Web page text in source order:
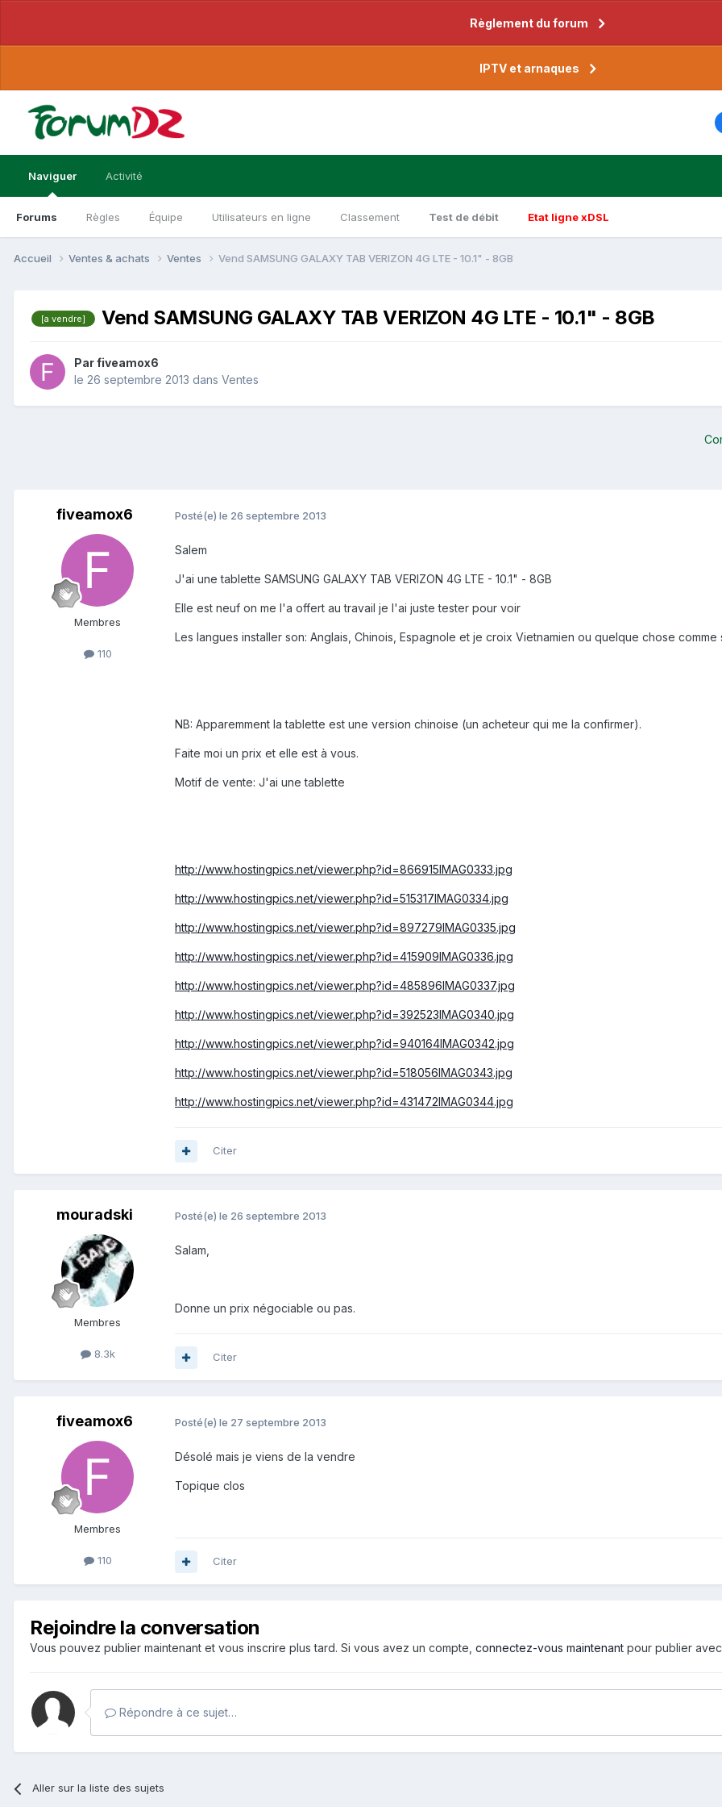
Règlement du forum
IPTV et arnaques
Naviguer
Forums Règles Équipe Utilisateurs en ligne Classement Test de débit Etat ligne xDSL
Activité
Accueil Ventes & achats Ventes Vend SAMSUNG GALAXY TAB VERIZON 4G LTE - 10.1" - 8GB
[a vendre] Vend SAMSUNG GALAXY TAB VERIZON 4G LTE - 10.1" - 8GB
Parfiveamox6
le 26 septembre 2013 dans Ventes
fiveamox6
Membres
110
Posté(e) le 26 septembre 2013
Salem
J'ai une tablette SAMSUNG GALAXY TAB VERIZON 4G LTE - 10.1" - 8GB
Elle est neuf on me l'a offert au travail je l'ai juste tester pour voir
Les langues installer son: Anglais, Chinois, Espagnole et je croix Vietnamien ou quelque chose comme
NB: Apparemment la tablette est une version chinoise (un acheteur qui me la confirmer).
Faite moi un prix et elle est à vous.
Motif de vente: J'ai une tablette
http://www.hostingpics.net/viewer.php?id=866915IMAG0333.jpg
http://www.hostingpics.net/viewer.php?id=515317IMAG0334.jpg
http://www.hostingpics.net/viewer.php?id=897279IMAG0335.jpg
http://www.hostingpics.net/viewer.php?id=415909IMAG0336.jpg
http://www.hostingpics.net/viewer.php?id=485896IMAG0337.jpg
http://www.hostingpics.net/viewer.php?id=392523IMAG0340.jpg
http://www.hostingpics.net/viewer.php?id=940164IMAG0342.jpg
http://www.hostingpics.net/viewer.php?id=518056IMAG0343.jpg
http://www.hostingpics.net/viewer.php?id=431472IMAG0344.jpg
Citer
mouradski
Membres
8.3k
Posté(e) le 26 septembre 2013
Salam,
Donne un prix négociable ou pas.
Citer
fiveamox6
Membres
110
Posté(e) le 27 septembre 2013
Désolé mais je viens de la vendre
Topique clos
Citer
Rejoindre la conversation
Vous pouvez publier maintenant et vous inscrire plus tard. Si vous avez un compte, connectez-vous maintenant pour publier
Répondre à ce sujet…
Aller sur la liste des sujets